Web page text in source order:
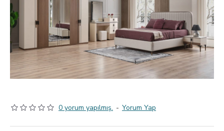
0 yorum yapılmış. - Yorum Yap